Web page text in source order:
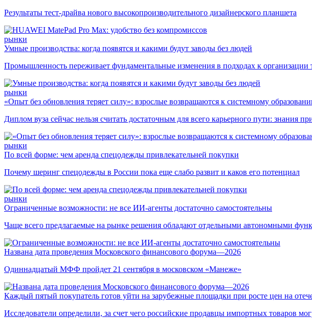
Результаты тест-драйва нового высокопроизводительного дизайнерского планшета
рынки
Умные производства: когда появятся и какими будут заводы без людей
Промышленность переживает фундаментальные изменения в подходах к организации
рынки
«Опыт без обновления теряет силу»: взрослые возвращаются к системному
Диплом вуза сейчас нельзя считать достаточным для всего карьерного пути: знания
рынки
По всей форме: чем аренда спецодежды привлекательней покупки
Почему шеринг спецодежды в России пока еще слабо развит и каков его потенциал
рынки
Ограниченные возможности: не все ИИ-агенты достаточно самостоятельны
Чаще всего предлагаемые на рынке решения обладают отдельными автономными
Названа дата проведения Московского финансового форума—2026
Одиннадцатый МФФ пройдет 21 сентября в московском «Манеже»
Каждый пятый покупатель готов уйти на зарубежные площадки при росте цен на
Исследователи определили, за счет чего российские продавцы импортных товаров